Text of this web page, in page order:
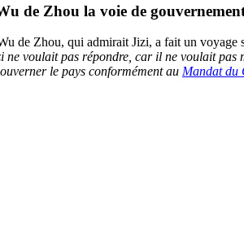
de Zhou la voie de
de Zhou, qui admirait Jizi, a fait un voyage
ne voulait pas répondre, car il ne voulait
le pays conformément au Mandat du